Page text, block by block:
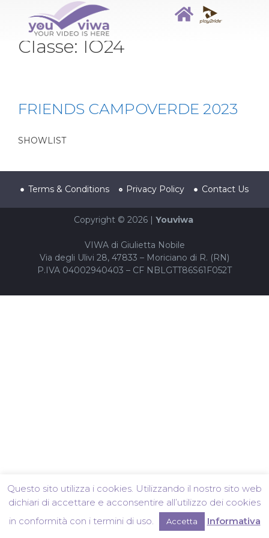
Classe: IO24
FRIENDS CAMPOVERDE 2023
SHOWLIST
Terms & Conditions Privacy Policy Contact Us
Copyright © 2026 | Youviwa
VIWA di Giulietta Nobile
Via degli Ulivi 28, 47833 – Moriciano di R. (RN)
P.IVA 04002940403 – CF NBLGTT86S61F052T
Questo sito utilizza i cookies. Utilizzando il nostro sito web
dichiari di accettare e acconsentire all’utilizzo dei cookies
in conformità con i termini di uso.
Accetta Informativa